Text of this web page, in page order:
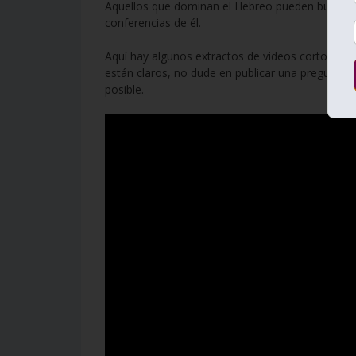
Aquellos que dominan el Hebreo pueden
conferencias de él.
Aquí hay algunos extractos de videos cortos de
están claros, no dude en publicar una pregunta
posible.